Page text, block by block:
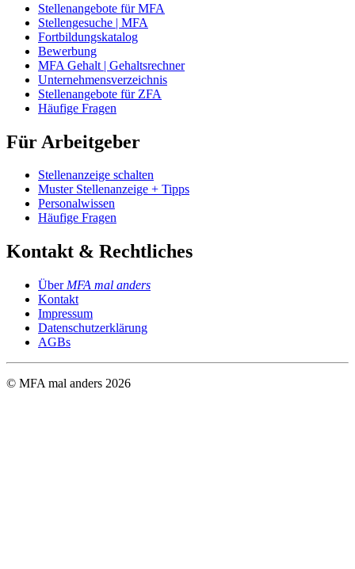
Stellenangebote für MFA
Stellengesuche | MFA
Fortbildungskatalog
Bewerbung
MFA Gehalt | Gehaltsrechner
Unternehmensverzeichnis
Stellenangebote für ZFA
Häufige Fragen
Für Arbeitgeber
Stellenanzeige schalten
Muster Stellenanzeige + Tipps
Personalwissen
Häufige Fragen
Kontakt & Rechtliches
Über MFA mal anders
Kontakt
Impressum
Datenschutzerklärung
AGBs
© MFA mal anders 2026